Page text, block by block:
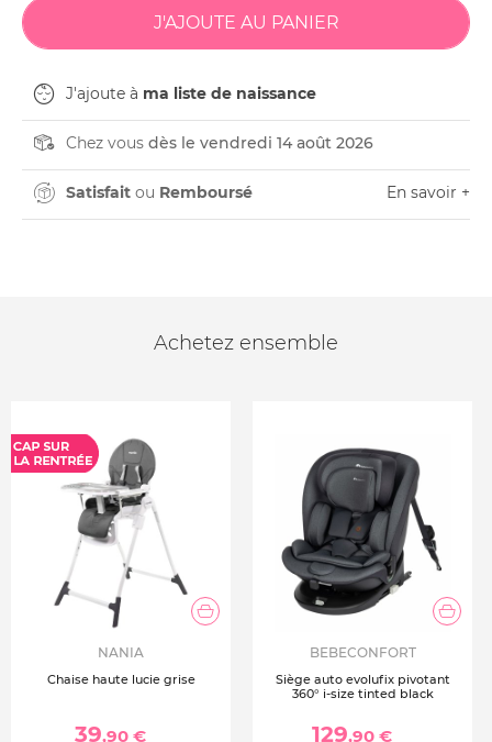
J'ajoute à ma liste de naissance
Chez vous dès le vendredi 14 août 2026
Satisfait ou Remboursé En savoir +
Achetez ensemble
NANIA
Chaise haute lucie grise
39,90 €
BEBECONFORT
Siège auto evolufix pivotant
360° i-size tinted black
129,90 €